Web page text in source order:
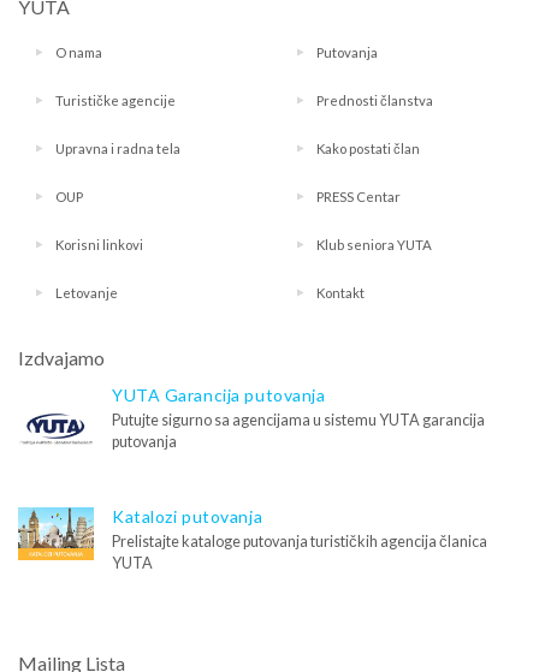
YUTA
O nama Putovanja
Turističke agencije Prednosti članstva
Upravna i radna tela Kako postati član
OUP PRESS Centar
Korisni linkovi Klub seniora YUTA
Letovanje Kontakt
Izdvajamo
YUTA Garancija putovanja
Putujte sigurno sa agencijama u sistemu YUTA garancija
putovanja
Katalozi putovanja
Prelistajte kataloge putovanja turističkih agencija članica
YUTA
Mailing Lista